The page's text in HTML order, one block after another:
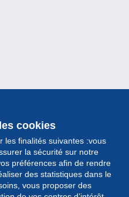
cookies
les finalités suivantes :vous
la sécurité sur notre
préférences afin de rendre
des statistiques dans le
vous proposer des